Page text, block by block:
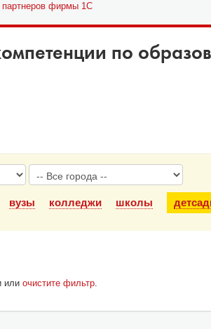
партнеров фирмы 1С
по
вузы колледжи школы
или очистите фильтр.